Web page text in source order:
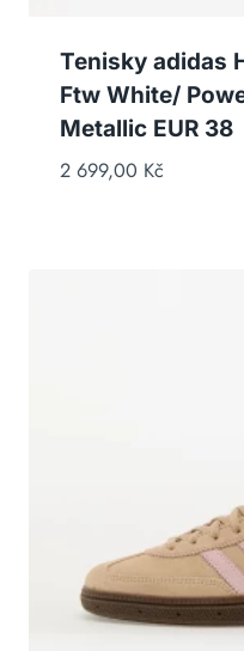
Tenisky adidas
Ftw White/
Metallic EUR 38
2 699,00 Kč